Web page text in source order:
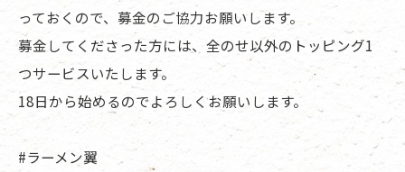
っておくので、募金のご協力お願いします。
募金してくださった方には、全のせ以外のトッピング1
つサービスいたします。
18日から始めるのでよろしくお願いします。
#ラーメン翼